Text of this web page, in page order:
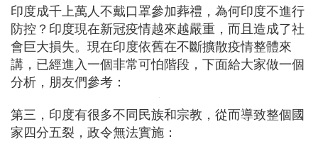
印度成千上萬人不戴口罩參加葬禮，為何印度不進行
防控？印度現在新冠疫情越來越嚴重，而且造成了社
會巨大損失。現在印度依舊在不斷擴散疫情整體來
講，已經進入一個非常可怕階段，下面給大家做一個
分析，朋友們參考：
第三，印度有很多不同民族和宗教，從而導致整個國
家四分五裂，政令無法實施：